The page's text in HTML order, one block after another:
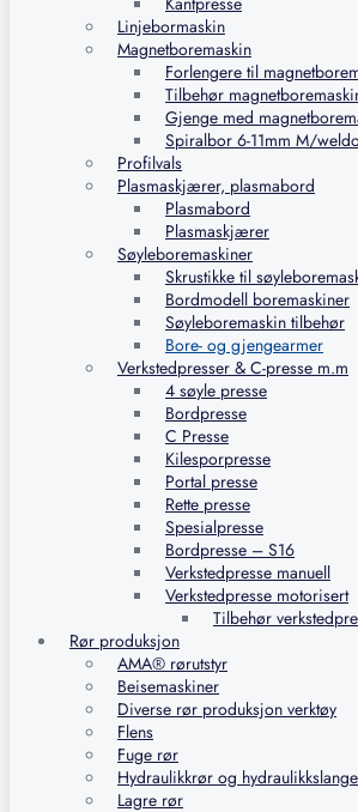
Linjebormaskin
Magnetboremaskin
Forlengere til
Tilbehør
Gjenge med
Spiralbor 6-11mm M/
Profilvals
Plasmaskjærer, plasmabord
Plasmabord
Plasmaskjærer
Søyleboremaskiner
Skrustikke til
Bordmodell boremaskiner
Søyleboremaskin tilbehør
Bore- og gjengearmer
Verkstedpresser & C-presse m.m
4 søyle presse
Bordpresse
C Presse
Kilesporpresse
Portal presse
Rette presse
Spesialpresse
Bordpresse – S16
Verkstedpresse manuell
Verkstedpresse motorisert
Tilbehør
Rør produksjon
AMA® rørutstyr
Beisemaskiner
Diverse rør produksjon verktøy
Flens
Fuge rør
Hydraulikkrør og
Lagre rør